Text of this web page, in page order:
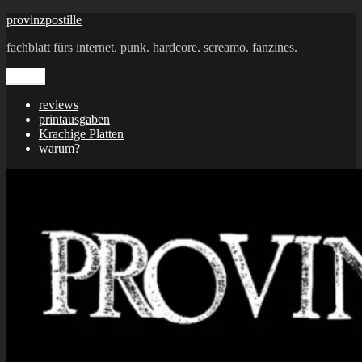
Zum
springen
provinzpostille
fachblatt fürs internet. punk. hardcore. screamo. fanzines.
reviews
printausgaben
Krachige Platten
warum?